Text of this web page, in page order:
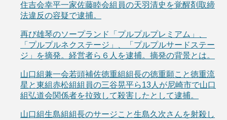
住吉会幸平一家佐藤睦会組員の天羽清史を覚醒剤取締
法違反の容疑で逮捕。
再び雄琴のソープランド「プルプルプレミアム」、
「プルプルネクステージ」、「プルプルサードステー
ジ」を摘発。経営者ら６人を逮捕。摘発の背景とは。
山口組兼一会若頭補佐徳重組組長の徳重願こと徳重流
星と東組赤松組組員の三谷晃平ら13人が尼崎市で山口
組弘道会関係者を拉致して殺害したとして逮捕。
山口組生島組組長のサージこと生島久次さんを射殺し